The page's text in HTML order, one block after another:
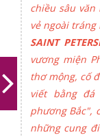
chiều sâu
vẻ ngoài tráng
SAINT
vương miện
thơ mộng, cố
viết bằng
phương Bắc",
những cung